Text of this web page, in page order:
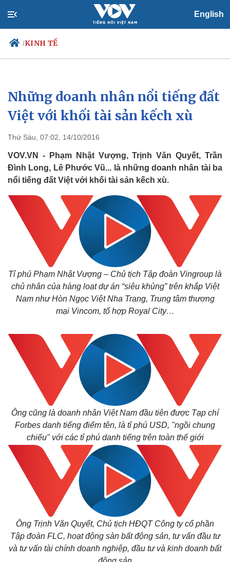
English
/KINH TẾ
Chính trị
Đảng
Tổ chức nhân sự
Nhận diện sự thật
Xã hội
Tin 24h
Dự báo thời tiết
Việc làm
Biển đảo
Những doanh nhân nổi tiếng đất
Việt với khối tài sản kếch xù
Thứ Sáu, 07:02, 14/10/2016
VOV.VN - Phạm Nhật Vượng, Trịnh Văn Quyết, Trần
Đình Long, Lê Phước Vũ... là những doanh nhân tài ba
nổi tiếng đất Việt với khối tài sản kếch xù.
Tỉ phú Phạm Nhật Vượng – Chủ tịch Tập đoàn Vingroup là
chủ nhân của hàng loạt dự án “siêu khủng” trên khắp Việt
Nam như Hòn Ngọc Việt Nha Trang, Trung tâm thương
mại Vincom, tổ hợp Royal City…
Ông cũng là doanh nhân Việt Nam đầu tiên được Tạp chí
Forbes danh tiếng điểm tên, là tỉ phú USD, "ngồi chung
chiếu" với các tỉ phú danh tiếng trên toàn thế giới
Ông Trịnh Văn Quyết, Chủ tịch HĐQT Công ty cổ phần
Tập đoàn FLC, hoạt động sàn bất động sản, tư vấn đầu tư
và tư vấn tài chính doanh nghiệp, đầu tư và kinh doanh bất